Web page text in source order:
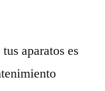
aparatos es